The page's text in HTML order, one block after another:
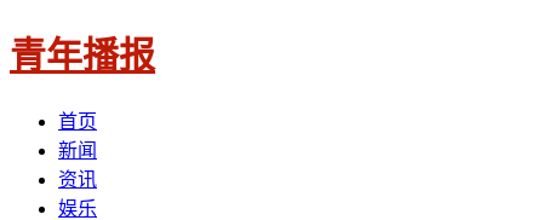
青年播报
首页
新闻
资讯
娱乐